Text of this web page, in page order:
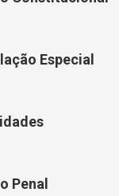
Especial
Penal